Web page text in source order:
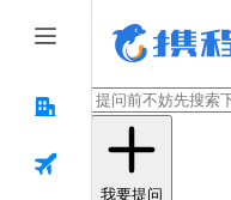
我要提问